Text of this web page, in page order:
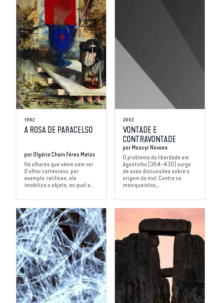
1992
A ROSA DE PARACELSO
por Olgária Chain Féres Matos
Há olhares que vêem sem ver.
O olhar cartesiano, por
exemplo: retilíneo, ele
imobiliza o objeto, ao qual a...
2002
VONTADE E
CONTRAVONTADE
por Moacyr Novaes
O problema da liberdade em
Agostinho (354-430) surge
de suas discussões sobre a
origem do mal. Contra os
maniqueístas,...